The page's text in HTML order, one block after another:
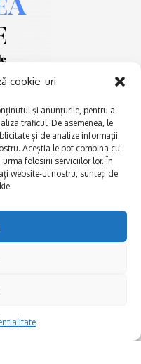
cookie-uri
și anunțurile, pentru a
traficul. De asemenea, le
și de analize informații
Aceștia le pot combina cu
folosirii serviciilor lor. În
website-ul nostru, sunteți de
și meșteșuguri
Actualitate
și civilizaţie
Drum cu Ada